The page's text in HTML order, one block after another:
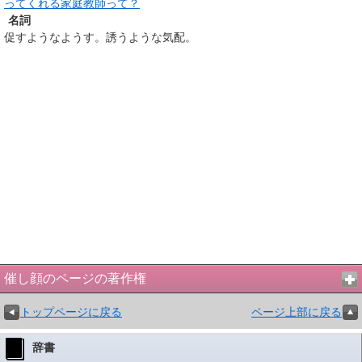
ってくれる家庭教師って？
名詞
促すようなようす。誘うような気配。
催し顔のページの著作権
トップページに戻る ページ上部に戻る
辞書